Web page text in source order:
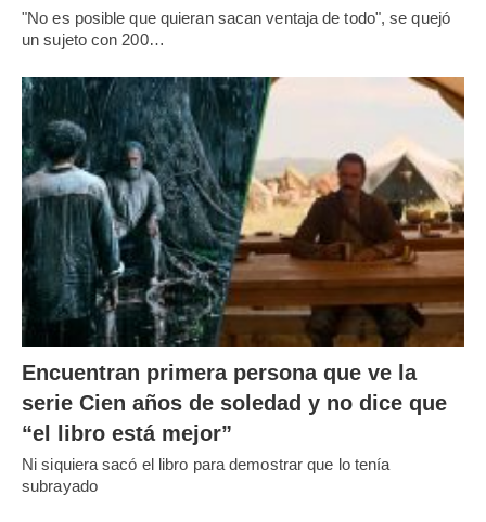
"No es posible que quieran sacan ventaja de todo", se quejó
un sujeto con 200…
Encuentran primera persona que ve la
serie Cien años de soledad y no dice que
“el libro está mejor”
Ni siquiera sacó el libro para demostrar que lo tenía
subrayado